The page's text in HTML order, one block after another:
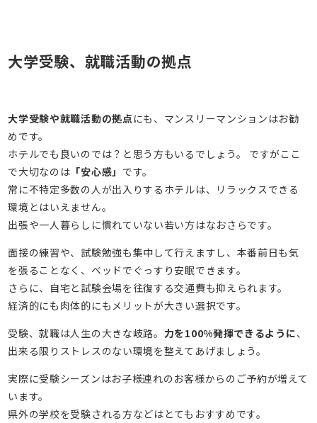
大学受験、就職活動の拠点
大学受験や就職活動の拠点 にも、マンスリーマンションはお勧
めです。
ホテルでも良いのでは？と思う方もいるでしょう。 ですがここ
で大切なのは 「安心感」 です。
常に不特定多数の人が出入りするホテルは、リラックスできる
環境とはいえません。
出張や一人暮らしに慣れていない若い方はなおさらです。
面接の練習や、試験勉強も集中して行えますし、本番前日も気
を張ることなく、ベッドでぐっすり安眠できます。
さらに、自宅と試験会場を往復する交通費も抑えられます。
経済的にも肉体的にもメリットが大きい選択です。
受験、就職は人生の大きな岐路。 力を100%発揮できるように、
出来る限りストレスのない環境を整えてあげましょう。
実際に受験シーズンはお子様連れのお客様からのご予約が増えて
います。
県外の学校を受験される方などはとてもおすすめです。